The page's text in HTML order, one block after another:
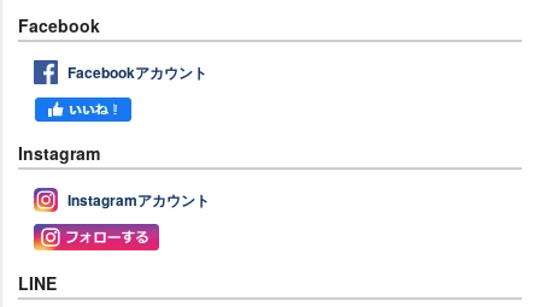
Facebook
Facebookアカウント
Instagram
Instagramアカウント
LINE